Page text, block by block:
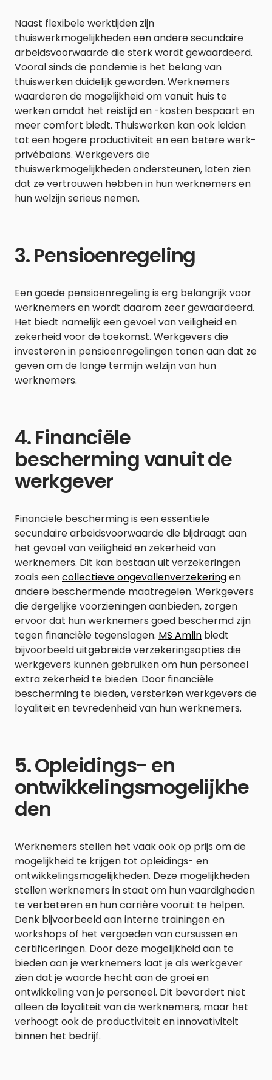
Naast flexibele werktijden zijn
thuiswerkmogelijkheden een andere secundaire
arbeidsvoorwaarde die sterk wordt gewaardeerd.
Vooral sinds de pandemie is het belang van
thuiswerken duidelijk geworden. Werknemers
waarderen de mogelijkheid om vanuit huis te
werken omdat het reistijd en -kosten bespaart en
meer comfort biedt. Thuiswerken kan ook leiden
tot een hogere productiviteit en een betere werk-
privébalans. Werkgevers die
thuiswerkmogelijkheden ondersteunen, laten zien
dat ze vertrouwen hebben in hun werknemers en
hun welzijn serieus nemen.
3. Pensioenregeling
Een goede pensioenregeling is erg belangrijk voor
werknemers en wordt daarom zeer gewaardeerd.
Het biedt namelijk een gevoel van veiligheid en
zekerheid voor de toekomst. Werkgevers die
investeren in pensioenregelingen tonen aan dat ze
geven om de lange termijn welzijn van hun
werknemers.
4. Financiële
bescherming vanuit de
werkgever
Financiële bescherming is een essentiële
secundaire arbeidsvoorwaarde die bijdraagt aan
het gevoel van veiligheid en zekerheid van
werknemers. Dit kan bestaan uit verzekeringen
zoals eencollectieve ongevallenverzekeringen
andere beschermende maatregelen. Werkgevers
die dergelijke voorzieningen aanbieden, zorgen
ervoor dat hun werknemers goed beschermd zijn
tegen financiële tegenslagen. MS Amlin biedt
bijvoorbeeld uitgebreide verzekeringsopties die
werkgevers kunnen gebruiken om hun personeel
extra zekerheid te bieden. Door financiële
bescherming te bieden, versterken werkgevers de
loyaliteit en tevredenheid van hun werknemers.
5. Opleidings- en
ontwikkelingsmogelijkhe
den
Werknemers stellen het vaak ook op prijs om de
mogelijkheid te krijgen tot opleidings- en
ontwikkelingsmogelijkheden. Deze mogelijkheden
stellen werknemers in staat om hun vaardigheden
te verbeteren en hun carrière vooruit te helpen.
Denk bijvoorbeeld aan interne trainingen en
workshops of het vergoeden van cursussen en
certificeringen. Door deze mogelijkheid aan te
bieden aan je werknemers laat je als werkgever
zien dat je waarde hecht aan de groei en
ontwikkeling van je personeel. Dit bevordert niet
alleen de loyaliteit van de werknemers, maar het
verhoogt ook de productiviteit en innovativiteit
binnen het bedrijf.